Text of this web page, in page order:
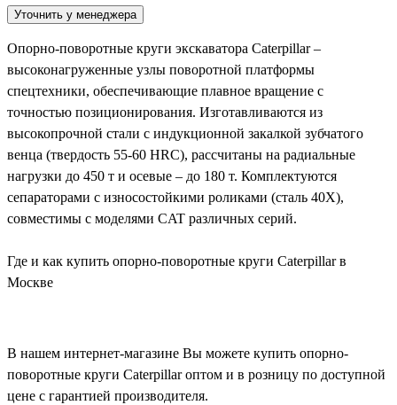
Уточнить у менеджера
Опорно-поворотные круги экскаватора Caterpillar –
высоконагруженные узлы поворотной платформы
спецтехники, обеспечивающие плавное вращение с
точностью позиционирования. Изготавливаются из
высокопрочной стали с индукционной закалкой зубчатого
венца (твердость 55-60 HRC), рассчитаны на радиальные
нагрузки до 450 т и осевые – до 180 т. Комплектуются
сепараторами с износостойкими роликами (сталь 40Х),
совместимы с моделями CAT различных серий.
Где и как купить опорно-поворотные круги Caterpillar в
Москве
В нашем интернет-магазине Вы можете купить опорно-
поворотные круги Caterpillar оптом и в розницу по доступной
цене с гарантией производителя.